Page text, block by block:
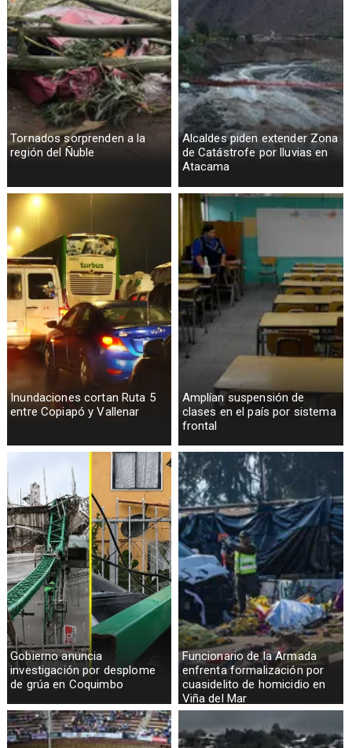
Tornados sorprenden a la
región del Ñuble
Alcaldes piden extender Zona
de Catástrofe por lluvias en
Atacama
Inundaciones cortan Ruta 5
entre Copiapó y Vallenar
Amplían suspensión de
clases en el país por sistema
frontal
Gobierno anuncia
investigación por desplome
de grúa en Coquimbo
Funcionario de la Armada
enfrenta formalización por
cuasidelito de homicidio en
Viña del Mar